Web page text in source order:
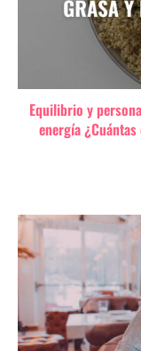
Equilibrio y
energía